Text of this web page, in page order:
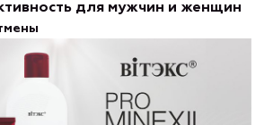
для мужчин и женщин